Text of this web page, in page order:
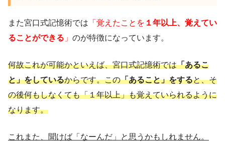
また宮口式記憶術では 「覚えたことを １年以上、覚えてい
ることができる 」 のが特徴になっています。
何故これが可能かといえば、宮口式記憶術では「あるこ
と」をしているからです。この「あること」をすると、そ
の後何もしなくても「１年以上」も覚えていられるように
なります。
これまた、聞けば「なーんだ」と思うかもしれません。